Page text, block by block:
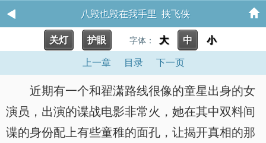
八毁也毁在我手里 挟飞侠
关灯 护眼 字体： 大 中 小
上一章 目录 下一页
近期有一个和翟潇路线很像的童星出身的女
演员，出演的谍战电影非常火，她在其中双料间
谍的身份配上有些童稚的面孔，让揭开真相的那